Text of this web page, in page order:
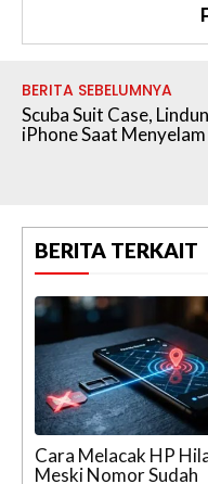
BERITA SEBELUMNYA
Scuba Suit Case,
iPhone Saat Menyelam
BERITA TERKAIT
Cara Melacak HP
Meski Nomor Sudah